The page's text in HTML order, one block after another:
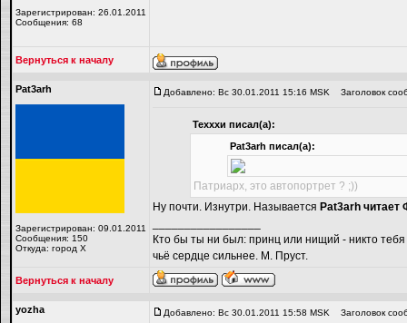
Зарегистрирован: 26.01.2011
Сообщения: 68
Вернуться к началу
Pat3arh
Зарегистрирован: 09.01.2011
Сообщения: 150
Откуда: город Х
Добавлено: Вс 30.01.2011 15:16 MSK Заголовок
Техххи писал(а):
Pat3arh писал(а):
Патриарх, это автопортрет ? ;))
Ну почти. Изнутри. Называется Pat3arh
Кто бы ты ни был: принц или нищий - никто
чьё сердце сильнее. М. Пруст.
Вернуться к началу
yozha Добавлено: Вс 30.01.2011 15:58 MSK Заголовок